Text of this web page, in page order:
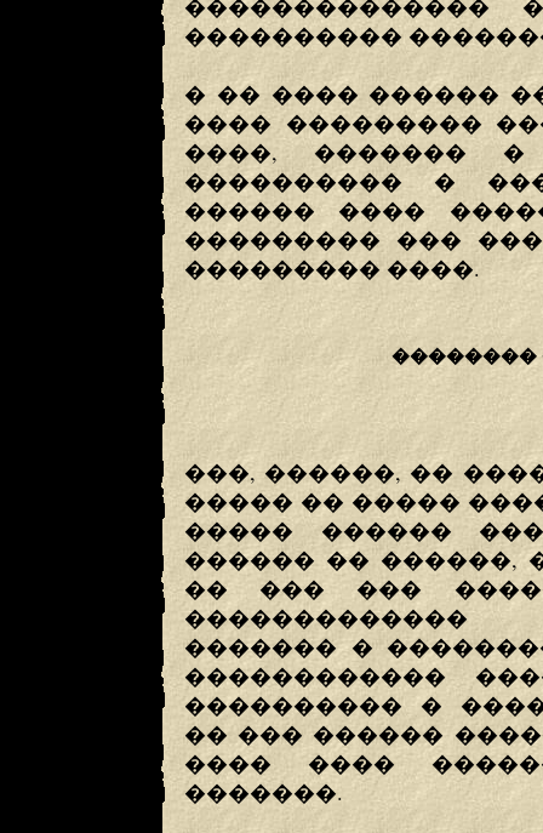
����������
� �� ���� ������
���� ���������
����, �������
���������� �
������ ����
��������� ���
��������� ����.
���, ������, ��
����� �� �����
����� ������
������ �� ������,
�� ��� ���
�������������
������� �
������������
���������� �
�� ��� ������
���� ����
�������.